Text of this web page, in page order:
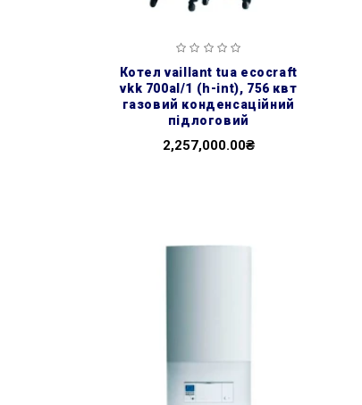
котел vaillant tua ecocraft
vkk 700al/1 (h-int), 756 квт
газовий конденсаційний
підлоговий
2,257,000.00₴